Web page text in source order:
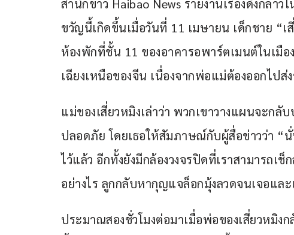
สำนักข่าว Haibao News รายงานเรื่องดังกล่า
ขวัญนี้เกิดขึ้นเมื่อวันที่ 11 เมษายน เด็กชาย “เ
ห้องพักที่ชั้น 11 ของอาคารอพาร์ตเมนต์ในเมื
เฉียงเหนือของจีน เนื่องจากพ่อแม่ต้องออกไปส่
แม่ของเสี่ยวหมิงเล่าว่า พวกเขาวางแผนจะกลั
ปลอดภัย โดยเธอให้สัมภาษณ์กับผู้สื่อข่าวว่า “
ไว้แล้ว อีกทั้งยังมีกล้องวงจรปิดที่เราสามารถเ
อย่างไร ลูกกลับหากุญแจล็อกมุ้งลวดจนเจอและ
ประมาณสองชั่วโมงต่อมาเมื่อพ่อของเสี่ยวหมิง